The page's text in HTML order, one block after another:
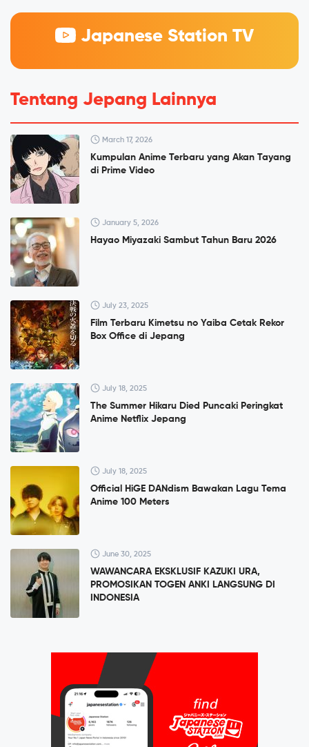
Japanese Station TV
Tentang Jepang Lainnya
March 17, 2026
Kumpulan Anime Terbaru yang Akan Tayang
di Prime Video
January 5, 2026
Hayao Miyazaki Sambut Tahun Baru 2026
July 23, 2025
Film Terbaru Kimetsu no Yaiba Cetak Rekor
Box Office di Jepang
July 18, 2025
The Summer Hikaru Died Puncaki Peringkat
Anime Netflix Jepang
July 18, 2025
Official HiGE DANdism Bawakan Lagu Tema
Anime 100 Meters
June 30, 2025
WAWANCARA EKSKLUSIF KAZUKI URA,
PROMOSIKAN TOGEN ANKI LANGSUNG DI
INDONESIA